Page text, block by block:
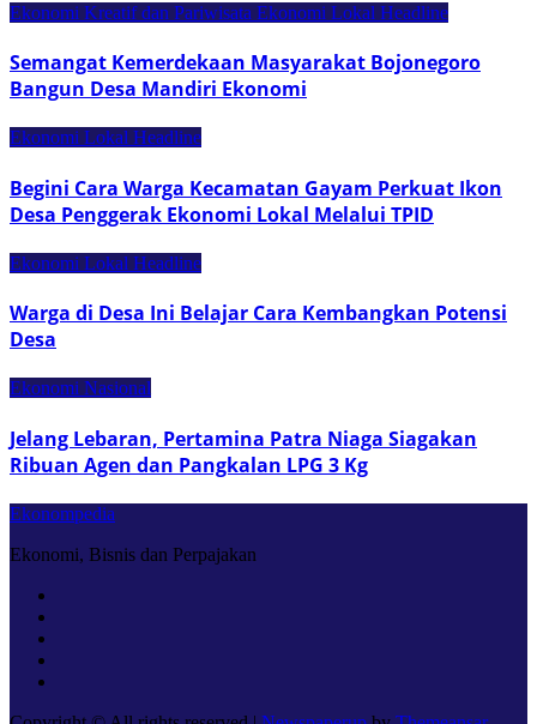
Ekonomi Kreatif dan Pariwisata Ekonomi Lokal Headline
Semangat Kemerdekaan Masyarakat Bojonegoro
Bangun Desa Mandiri Ekonomi
Ekonomi Lokal Headline
Begini Cara Warga Kecamatan Gayam Perkuat Ikon
Desa Penggerak Ekonomi Lokal Melalui TPID
Ekonomi Lokal Headline
Warga di Desa Ini Belajar Cara Kembangkan Potensi
Desa
Ekonomi Nasional
Jelang Lebaran, Pertamina Patra Niaga Siagakan
Ribuan Agen dan Pangkalan LPG 3 Kg
Ekonompedia
Ekonomi, Bisnis dan Perpajakan